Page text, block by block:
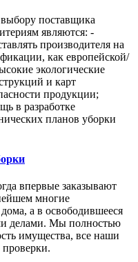
поставщика
являются: -
производителя на
как европейской/
экологические
и карт
продукции;
в разработке
планов уборки
впервые заказывают
многие
а в освободившееся
делами. Мы полностью
имущества, все наши